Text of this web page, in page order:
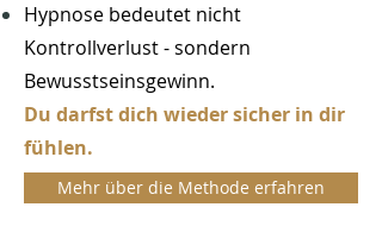
Hypnose bedeutet nicht
Kontrollverlust - sondern
Bewusstseinsgewinn.
Du darfst dich wieder sicher in dir
fühlen.
Mehr über die Methode erfahren